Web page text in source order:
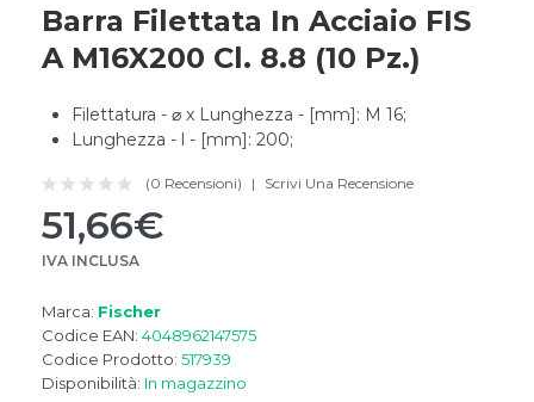
Barra Filettata In Acciaio FIS
A M16X200 Cl. 8.8 (10 Pz.)
Filettatura - ⌀ x Lunghezza - [mm]: M 16;
Lunghezza - l - [mm]: 200;
(0 Recensioni) Scrivi Una Recensione
51,66€
IVA INCLUSA
Marca: Fischer
Codice EAN: 4048962147575
Codice Prodotto: 517939
Disponibilità: In magazzino